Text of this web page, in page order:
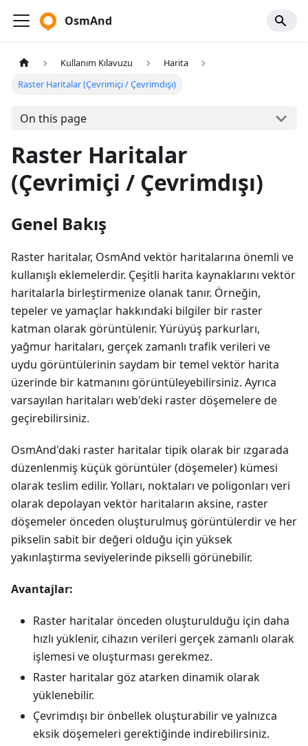
OsmAnd
Kullanım Kılavuzu
Harita
Raster Haritalar (Çevrimiçi / Çevrimdışı)
On this page
Raster Haritalar
(Çevrimiçi / Çevrimdışı)
Genel Bakış
Raster haritalar, OsmAnd vektör haritalarına önemli ve
kullanışlı eklemelerdir. Çeşitli harita kaynaklarını vektör
haritalarla birleştirmenize olanak tanır. Örneğin,
tepeler ve yamaçlar hakkındaki bilgiler bir raster
katman olarak görüntülenir. Yürüyüş parkurları,
yağmur haritaları, gerçek zamanlı trafik verileri ve
uydu görüntülerinin saydam bir temel vektör harita
üzerinde bir katmanını görüntüleyebilirsiniz. Ayrıca
varsayılan haritaları web'deki raster döşemelere de
geçirebilirsiniz.
OsmAnd'daki raster haritalar tipik olarak bir ızgarada
düzenlenmiş küçük görüntüler (döşemeler) kümesi
olarak teslim edilir. Yolları, noktaları ve poligonları veri
olarak depolayan vektör haritaların aksine, raster
döşemeler önceden oluşturulmuş görüntülerdir ve her
pikselin sabit bir değeri olduğu için yüksek
yakınlaştırma seviyelerinde pikselli görünebilir.
Avantajlar:
Raster haritalar önceden oluşturulduğu için daha
hızlı yüklenir, cihazın verileri gerçek zamanlı olarak
işlemesi ve oluşturması gerekmez.
Raster haritalar göz atarken dinamik olarak
yüklenebilir.
Çevrimdışı bir önbellek oluşturabilir ve yalnızca
eksik döşemeleri gerektiğinde indirebilirsiniz.